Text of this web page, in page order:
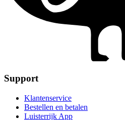
Support
Klantenservice
Bestellen en betalen
Luisterrijk App